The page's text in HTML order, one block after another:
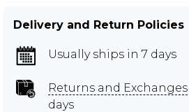
Delivery and Return Policies
Usually ships in 7 days
Returns and Exchanges
days